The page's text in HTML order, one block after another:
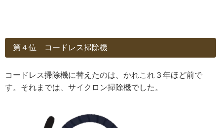
第４位 コードレス掃除機
コードレス掃除機に替えたのは、かれこれ３年ほど前で
す。それまでは、サイクロン掃除機でした。